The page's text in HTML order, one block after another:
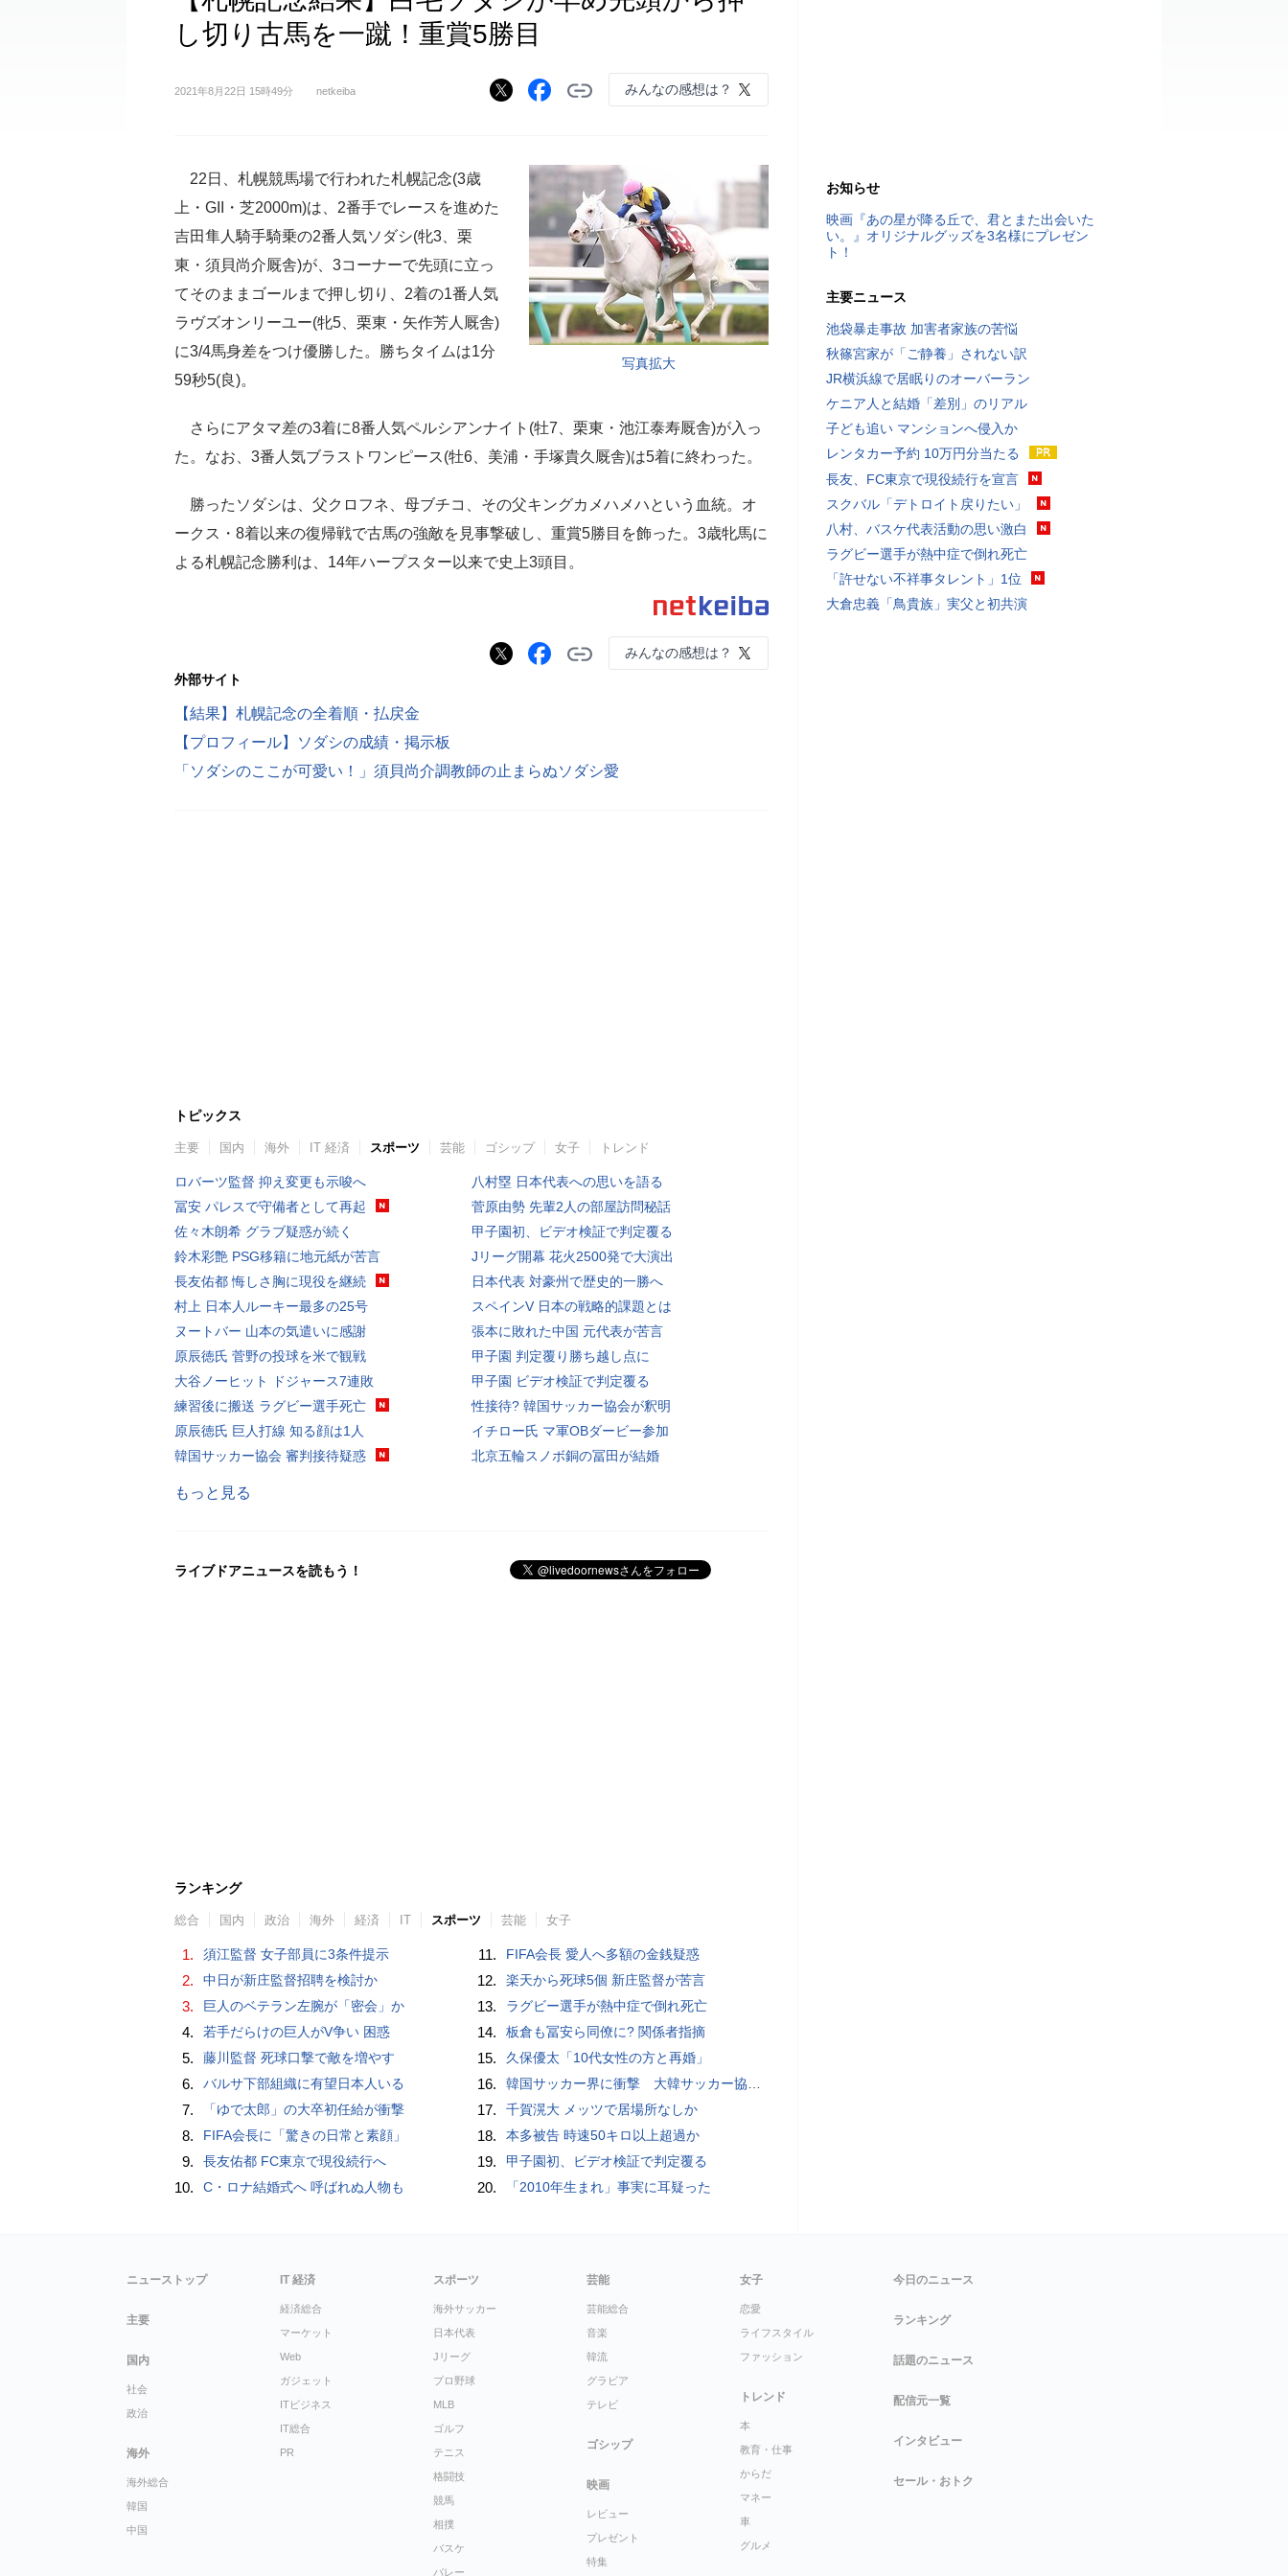
し切り古馬を一蹴！重賞5勝目
2021年8月22日 15時49分 netkeiba みんなの感想は？
写真拡大
22日、札幌競馬場で行われた札幌記念(3歳
上・GII・芝2000m)は、2番手でレースを進めた
吉田隼人騎手騎乗の2番人気ソダシ(牝3、栗
東・須貝尚介厩舎)が、3コーナーで先頭に立っ
てそのままゴールまで押し切り、2着の1番人気
ラヴズオンリーユー(牝5、栗東・矢作芳人厩舎)
に3/4馬身差をつけ優勝した。勝ちタイムは1分
59秒5(良)。
さらにアタマ差の3着に8番人気ペルシアンナイト(牡7、栗東・池江泰寿厩舎)が入っ
た。なお、3番人気ブラストワンピース(牡6、美浦・手塚貴久厩舎)は5着に終わった。
勝ったソダシは、父クロフネ、母ブチコ、その父キングカメハメハという血統。オ
ークス・8着以来の復帰戦で古馬の強敵を見事撃破し、重賞5勝目を飾った。3歳牝馬に
よる札幌記念勝利は、14年ハープスター以来で史上3頭目。
みんなの感想は？
外部サイト
【結果】札幌記念の全着順・払戻金
【プロフィール】ソダシの成績・掲示板
「ソダシのここが可愛い！」須貝尚介調教師の止まらぬソダシ愛
トピックス
主要 国内 海外 IT 経済 スポーツ 芸能 ゴシップ 女子 トレンド
ロバーツ監督 抑え変更も示唆へ
冨安 パレスで守備者として再起
佐々木朗希 グラブ疑惑が続く
鈴木彩艶 PSG移籍に地元紙が苦言
長友佑都 悔しさ胸に現役を継続
村上 日本人ルーキー最多の25号
ヌートバー 山本の気遣いに感謝
原辰徳氏 菅野の投球を米で観戦
大谷ノーヒット ドジャース7連敗
練習後に搬送 ラグビー選手死亡
原辰徳氏 巨人打線 知る顔は1人
韓国サッカー協会 審判接待疑惑
八村塁 日本代表への思いを語る
菅原由勢 先輩2人の部屋訪問秘話
甲子園初、ビデオ検証で判定覆る
Jリーグ開幕 花火2500発で大演出
日本代表 対豪州で歴史的一勝へ
スペインV 日本の戦略的課題とは
張本に敗れた中国 元代表が苦言
甲子園 判定覆り勝ち越し点に
甲子園 ビデオ検証で判定覆る
性接待? 韓国サッカー協会が釈明
イチロー氏 マ軍OBダービー参加
北京五輪スノボ銅の冨田が結婚
もっと見る
ライブドアニュースを読もう！
ランキング
総合 国内 政治 海外 経済 IT スポーツ 芸能 女子
1. 須江監督 女子部員に3条件提示
2. 中日が新庄監督招聘を検討か
3. 巨人のベテラン左腕が「密会」か
4. 若手だらけの巨人がV争い 困惑
5. 藤川監督 死球口撃で敵を増やす
6. バルサ下部組織に有望日本人いる
7. 「ゆで太郎」の大卒初任給が衝撃
8. FIFA会長に「驚きの日常と素顔」
9. 長友佑都 FC東京で現役続行へ
10. C・ロナ結婚式へ 呼ばれぬ人物も
11. FIFA会長 愛人へ多額の金銭疑惑
12. 楽天から死球5個 新庄監督が苦言
13. ラグビー選手が熱中症で倒れ死亡
14. 板倉も冨安ら同僚に? 関係者指摘
15. 久保優太「10代女性の方と再婚」
16. 韓国サッカー界に衝撃 大韓サッカー協会に外国人審判への“性的接待”疑惑 韓国メディアが報道
17. 千賀滉大 メッツで居場所なしか
18. 本多被告 時速50キロ以上超過か
19. 甲子園初、ビデオ検証で判定覆る
20. 「2010年生まれ」事実に耳疑った
お知らせ
映画『あの星が降る丘で、君とまた出会いた
い。』オリジナルグッズを3名様にプレゼン
ト！
主要ニュース
池袋暴走事故 加害者家族の苦悩
秋篠宮家が「ご静養」されない訳
JR横浜線で居眠りのオーバーラン
ケニア人と結婚「差別」のリアル
子ども追い マンションへ侵入か
レンタカー予約 10万円分当たる
長友、FC東京で現役続行を宣言
スクバル「デトロイト戻りたい」
八村、バスケ代表活動の思い激白
ラグビー選手が熱中症で倒れ死亡
「許せない不祥事タレント」1位
大倉忠義「鳥貴族」実父と初共演
ニューストップ
主要
国内
社会
政治
海外
海外総合
韓国
中国
IT 経済
経済総合
マーケット
Web
ガジェット
ITビジネス
IT総合
PR
スポーツ
海外サッカー
日本代表
Jリーグ
プロ野球
MLB
ゴルフ
テニス
格闘技
競馬
相撲
バスケ
バレー
芸能
芸能総合
音楽
韓流
グラビア
テレビ
ゴシップ
映画
レビュー
プレゼント
特集
女子
恋愛
ライフスタイル
ファッション
トレンド
本
教育・仕事
からだ
マネー
車
グルメ
今日のニュース
ランキング
話題のニュース
配信元一覧
インタビュー
セール・おトク